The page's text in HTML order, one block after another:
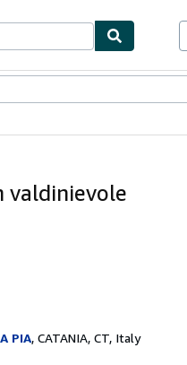
valdinievole
PIA, CATANIA, CT, Italy